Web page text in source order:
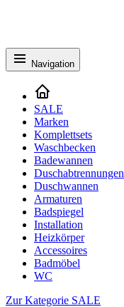
Navigation
SALE
Marken
Komplettsets
Waschbecken
Badewannen
Duschabtrennungen
Duschwannen
Armaturen
Badspiegel
Installation
Heizkörper
Accessoires
Badmöbel
WC
Zur Kategorie SALE